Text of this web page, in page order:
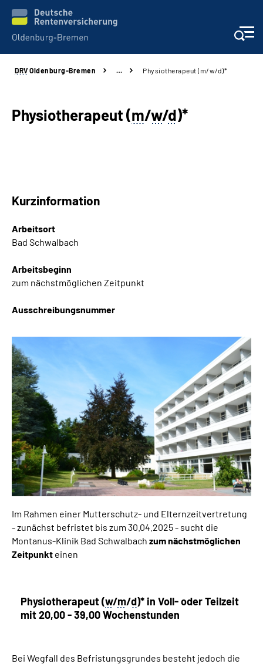
Services
Beratung und Kontakt
Presse
Über Uns
Inhalte in Gebärdensprache (DGS)
Suche
Mein Kundenportal
DRV Oldenburg-Bremen … Physiotherapeut (m/w/d)*
Physiotherapeut (m/w/d)*
Kurzinformation
Arbeitsort
Bad Schwalbach
Arbeitsbeginn
zum nächstmöglichen Zeitpunkt
Ausschreibungsnummer
Im Rahmen einer Mutterschutz- und Elternzeitvertretung
- zunächst befristet bis zum 30.04.2025 - sucht die
Montanus-Klinik Bad Schwalbach zum nächstmöglichen
Zeitpunkt einen
Physiotherapeut (w/m/d)* in Voll- oder Teilzeit
mit 20,00 - 39,00 Wochenstunden
Bei Wegfall des Befristungsgrundes besteht jedoch die